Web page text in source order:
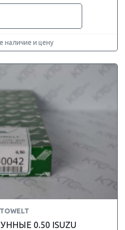
наличие и цену
0.50 ISUZU